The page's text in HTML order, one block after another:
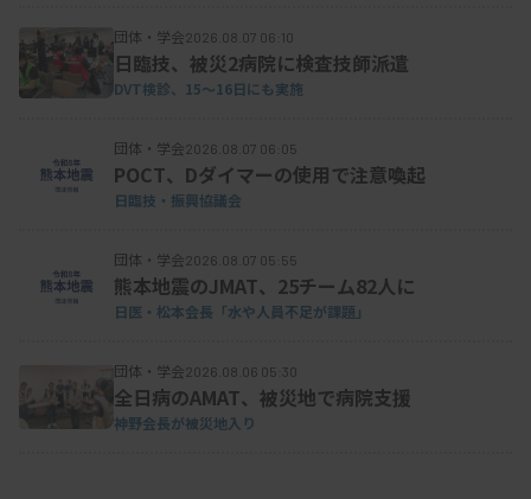
団体・学会2026.08.07 06:10
日臨技、被災2病院に検査技師派遣
DVT検診、15～16日にも実施
団体・学会2026.08.07 06:05
POCT、Dダイマーの使用で注意喚起
日臨技・振興協議会
団体・学会2026.08.07 05:55
熊本地震のJMAT、25チーム82人に
日医・松本会長「水や人員不足が課題」
団体・学会2026.08.06 05:30
全日病のAMAT、被災地で病院支援
神野会長が被災地入り